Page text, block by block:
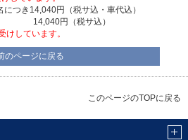
き14,040円（税サ込・車代込）
円（税サ込）
けしています。
のページに戻る
このページのTOPに戻る